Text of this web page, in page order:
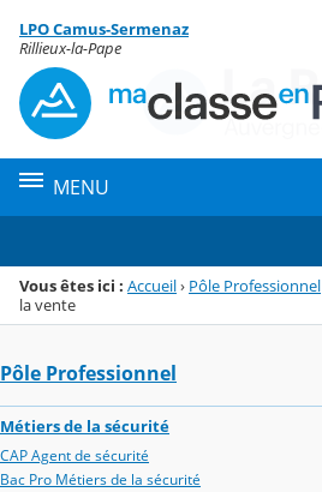
Menu de la rubrique
Contenu
LPO Camus-Sermenaz
Rillieux-la-Pape
MENU
Vous êtes ici : Accueil› Pôle Professionnel
la vente
Pôle Professionnel
Métiers de la sécurité
CAP Agent de sécurité
Bac Pro Métiers de la sécurité